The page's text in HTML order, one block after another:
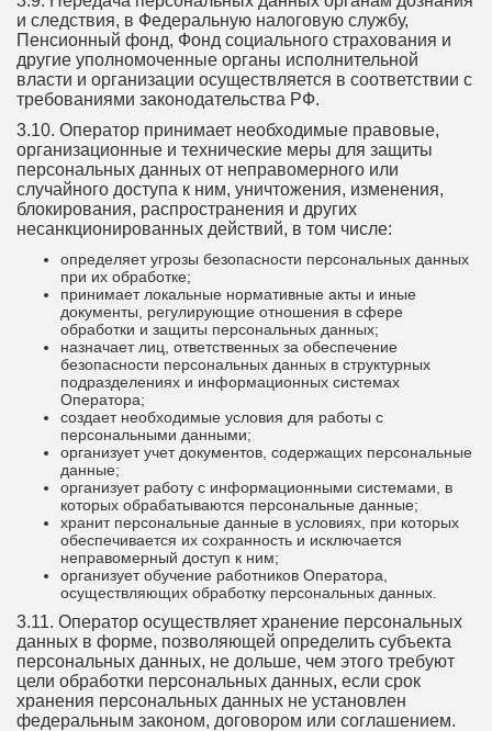
и следствия, в Федеральную налоговую службу,
Пенсионный фонд, Фонд социального страхования и
другие уполномоченные органы исполнительной
власти и организации осуществляется в соответствии с
требованиями законодательства РФ.
3.10. Оператор принимает необходимые правовые,
организационные и технические меры для защиты
персональных данных от неправомерного или
случайного доступа к ним, уничтожения, изменения,
блокирования, распространения и других
несанкционированных действий, в том числе:
определяет угрозы безопасности персональных данных
при их обработке;
принимает локальные нормативные акты и иные
документы, регулирующие отношения в сфере
обработки и защиты персональных данных;
назначает лиц, ответственных за обеспечение
безопасности персональных данных в структурных
подразделениях и информационных системах
Оператора;
создает необходимые условия для работы с
персональными данными;
организует учет документов, содержащих персональные
данные;
организует работу с информационными системами, в
которых обрабатываются персональные данные;
хранит персональные данные в условиях, при которых
обеспечивается их сохранность и исключается
неправомерный доступ к ним;
организует обучение работников Оператора,
осуществляющих обработку персональных данных.
3.11. Оператор осуществляет хранение персональных
данных в форме, позволяющей определить субъекта
персональных данных, не дольше, чем этого требуют
цели обработки персональных данных, если срок
хранения персональных данных не установлен
федеральным законом, договором или соглашением.